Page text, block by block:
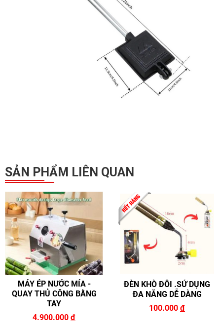
SẢN PHẨM LIÊN QUAN
MÁY ÉP NƯỚC MÍA -
QUAY THỦ CÔNG BẰNG
TAY
4.900.000 đ
ĐÈN KHÒ ĐÔI .SỬ DỤNG
ĐA NĂNG DỄ DÀNG
100.000 đ